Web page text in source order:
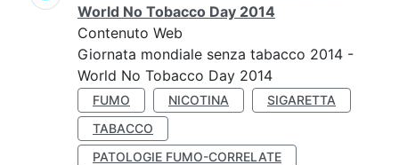
World No Tobacco Day 2014
Contenuto Web
Giornata mondiale senza tabacco 2014 -
World No Tobacco Day 2014
FUMO NICOTINA
SIGARETTA
TABACCO
PATOLOGIE FUMO-CORRELATE